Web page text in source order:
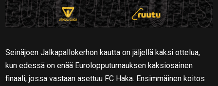
Seinäjoen Jalkapallokerhon kautta on jäljellä kaksi ottelua,
kun edessä on enää Eurolopputurnauksen kaksiosainen
finaali, jossa vastaan asettuu FC Haka. Ensimmäinen koitos